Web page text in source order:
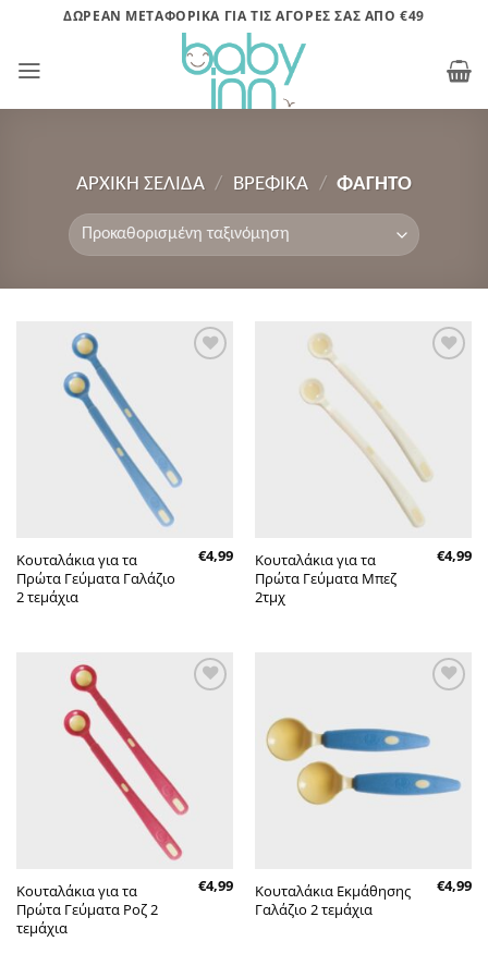
Μετάβαση
περιεχόμενο
ΔΩΡΕΑΝ ΜΕΤΑΦΟΡΙΚΑ ΓΙΑ ΤΙΣ ΑΓΟΡΕΣ ΣΑΣ ΑΠΟ €49
ΑΡΧΙΚΉ ΣΕΛΊΔΑ / ΒΡΕΦΙΚΑ / ΦΑΓΗΤΌ
Κουταλάκια για τα
Πρώτα Γεύματα Γαλάζιο
2 τεμάχια
€4,99
Κουταλάκια για τα
Πρώτα Γεύματα Μπεζ
2τμχ
€4,99
Κουταλάκια για τα
Πρώτα Γεύματα Ροζ 2
τεμάχια
€4,99
επιθυμητών
Κουταλάκια Εκμάθησης
Γαλάζιο 2 τεμάχια
€4,99